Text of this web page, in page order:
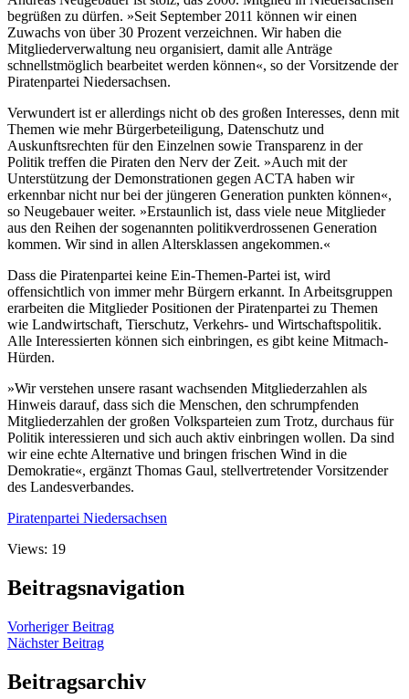
begrüßen zu dürfen. »Seit September 2011 können wir einen
Zuwachs von über 30 Prozent verzeichnen. Wir haben die
Mitgliederverwaltung neu organisiert, damit alle Anträge
schnellstmöglich bearbeitet werden können«, so der Vorsitzende der
Piratenpartei Niedersachsen.
Verwundert ist er allerdings nicht ob des großen Interesses, denn mit
Themen wie mehr Bürgerbeteiligung, Datenschutz und
Auskunftsrechten für den Einzelnen sowie Transparenz in der
Politik treffen die Piraten den Nerv der Zeit. »Auch mit der
Unterstützung der Demonstrationen gegen ACTA haben wir
erkennbar nicht nur bei der jüngeren Generation punkten können«,
so Neugebauer weiter. »Erstaunlich ist, dass viele neue Mitglieder
aus den Reihen der sogenannten politikverdrossenen Generation
kommen. Wir sind in allen Altersklassen angekommen.«
Dass die Piratenpartei keine Ein-Themen-Partei ist, wird
offensichtlich von immer mehr Bürgern erkannt. In Arbeitsgruppen
erarbeiten die Mitglieder Positionen der Piratenpartei zu Themen
wie Landwirtschaft, Tierschutz, Verkehrs- und Wirtschaftspolitik.
Alle Interessierten können sich einbringen, es gibt keine Mitmach-
Hürden.
»Wir verstehen unsere rasant wachsenden Mitgliederzahlen als
Hinweis darauf, dass sich die Menschen, den schrumpfenden
Mitgliederzahlen der großen Volksparteien zum Trotz, durchaus für
Politik interessieren und sich auch aktiv einbringen wollen. Da sind
wir eine echte Alternative und bringen frischen Wind in die
Demokratie«, ergänzt Thomas Gaul, stellvertretender Vorsitzender
des Landesverbandes.
Piratenpartei Niedersachsen
Views: 19
Beitragsnavigation
Vorheriger Beitrag
Nächster Beitrag
Beitragsarchiv